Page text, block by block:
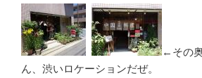
←その
ん、渋いロケーションだぜ。